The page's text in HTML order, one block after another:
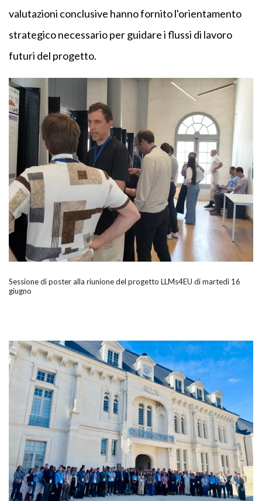
valutazioni conclusive hanno fornito l'orientamento
strategico necessario per guidare i flussi di lavoro
futuri del progetto.
Sessione di poster alla riunione del progetto LLMs4EU di martedì 16
giugno